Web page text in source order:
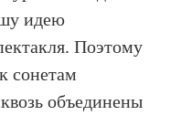
идею
Поэтому
сонетам
объединены